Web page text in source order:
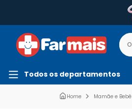
Todos os departamentos
Mamãe e Bebê